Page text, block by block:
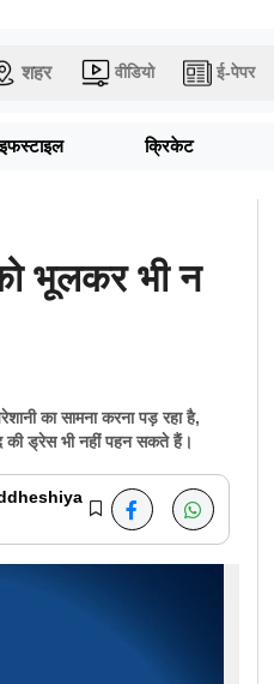
शहर वीडियो ई-पेपर
क्रिकेट
भूलकर भी न
का सामना करना पड़ रहा है,
की ड्रेस भी नहीं पहन सकते हैं।